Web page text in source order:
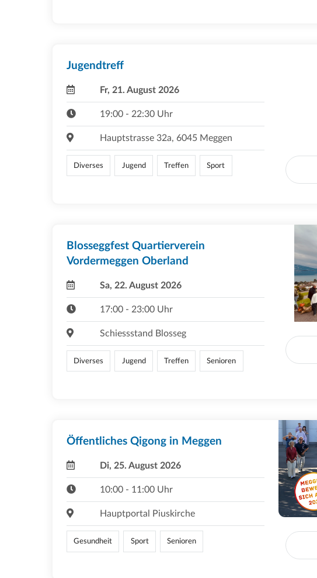
Jugendtreff
Fr, 21. August 2026
19:00 - 22:30 Uhr
Hauptstrasse 32a, 6045 Meggen
Diverses Jugend Treffen Sport
Blosseggfest Quartierverein
Vordermeggen Oberland
Sa, 22. August 2026
17:00 - 23:00 Uhr
Schiessstand Blosseg
Diverses Jugend Treffen Senioren
Öffentliches Qigong in Meggen
Di, 25. August 2026
10:00 - 11:00 Uhr
Hauptportal Piuskirche
Gesundheit Sport Senioren